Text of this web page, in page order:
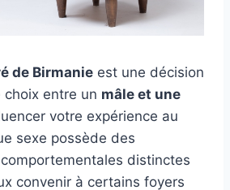
de Birmanie est une décision
entre un mâle et une
votre expérience au
sexe possède des
distinctes
convenir à certains foyers